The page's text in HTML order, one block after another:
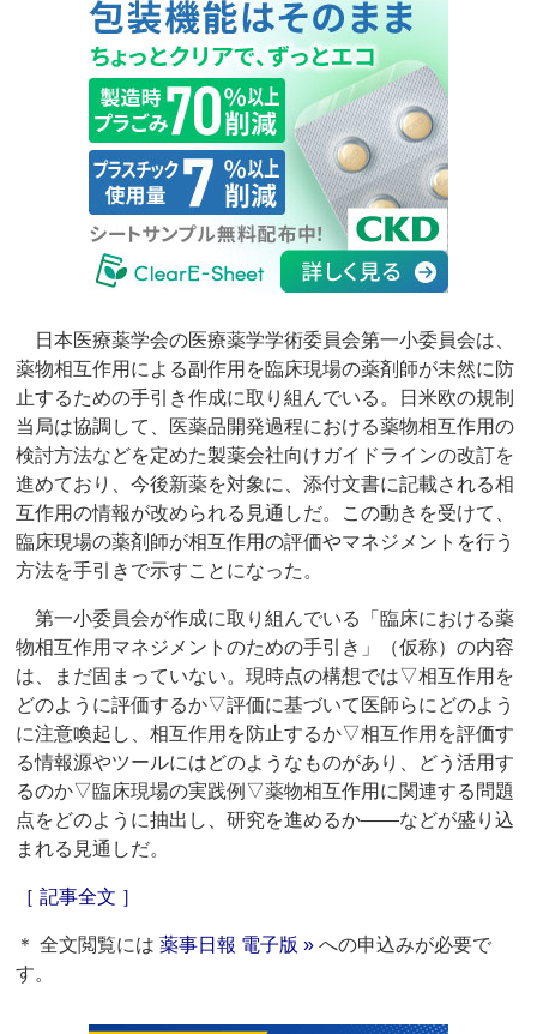
日本医療薬学会の医療薬学学術委員会第一小委員会は、
薬物相互作用による副作用を臨床現場の薬剤師が未然に防
止するための手引き作成に取り組んでいる。日米欧の規制
当局は協調して、医薬品開発過程における薬物相互作用の
検討方法などを定めた製薬会社向けガイドラインの改訂を
進めており、今後新薬を対象に、添付文書に記載される相
互作用の情報が改められる見通しだ。この動きを受けて、
臨床現場の薬剤師が相互作用の評価やマネジメントを行う
方法を手引きで示すことになった。
第一小委員会が作成に取り組んでいる「臨床における薬
物相互作用マネジメントのための手引き」（仮称）の内容
は、まだ固まっていない。現時点の構想では▽相互作用を
どのように評価するか▽評価に基づいて医師らにどのよう
に注意喚起し、相互作用を防止するか▽相互作用を評価す
る情報源やツールにはどのようなものがあり、どう活用す
るのか▽臨床現場の実践例▽薬物相互作用に関連する問題
点をどのように抽出し、研究を進めるか――などが盛り込
まれる見通しだ。
［ 記事全文 ］
＊ 全文閲覧には薬事日報 電子版 » への申込みが必要で
す。